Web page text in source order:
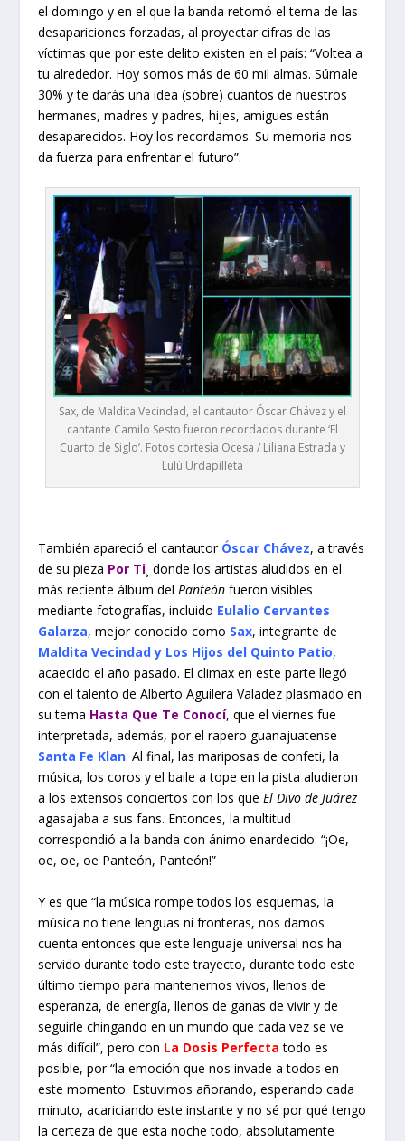
el domingo y en el que la banda retomó el tema de las
desapariciones forzadas, al proyectar cifras de las
víctimas que por este delito existen en el país: “Voltea a
tu alrededor. Hoy somos más de 60 mil almas. Súmale
30% y te darás una idea (sobre) cuantos de nuestros
hermanes, madres y padres, hijes, amigues están
desaparecidos. Hoy los recordamos. Su memoria nos
da fuerza para enfrentar el futuro”.
Sax, de Maldita Vecindad, el cantautor Óscar Chávez y el
cantante Camilo Sesto fueron recordados durante ‘El
Cuarto de Siglo’. Fotos cortesía Ocesa / Liliana Estrada y
Lulú Urdapilleta
También apareció el cantautor Óscar Chávez, a través
de su pieza Por Ti ¸ donde los artistas aludidos en el
más reciente álbum del Panteónfueron visibles
mediante fotografías, incluido Eulalio Cervantes
Galarza, mejor conocido como Sax, integrante de
Maldita Vecindad y Los Hijos del Quinto Patio,
acaecido el año pasado. El climax en este parte llegó
con el talento de Alberto Aguilera Valadez plasmado en
su tema Hasta Que Te Conocí, que el viernes fue
interpretada, además, por el rapero guanajuatense
Santa Fe Klan. Al final, las mariposas de confeti, la
música, los coros y el baile a tope en la pista aludieron
a los extensos conciertos con los queEl Divo de Juárez
agasajaba a sus fans. Entonces, la multitud
correspondió a la banda con ánimo enardecido: “¡Oe,
oe, oe, oe Panteón, Panteón!”
Y es que “la música rompe todos los esquemas, la
música no tiene lenguas ni fronteras, nos damos
cuenta entonces que este lenguaje universal nos ha
servido durante todo este trayecto, durante todo este
último tiempo para mantenernos vivos, llenos de
esperanza, de energía, llenos de ganas de vivir y de
seguirle chingando en un mundo que cada vez se ve
más difícil”, pero con La Dosis Perfecta todo es
posible, por “la emoción que nos invade a todos en
este momento. Estuvimos añorando, esperando cada
minuto, acariciando este instante y no sé por qué tengo
la certeza de que esta noche todo, absolutamente